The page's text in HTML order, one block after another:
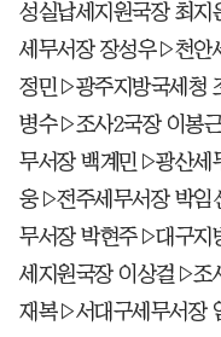
성실납세지원국장 최
세무서장 장성우▷천안
정민▷광주지방국세청
병수▷조사2국장 이봉
무서장 백계민▷광산세
웅▷전주세무서장 박임
무서장 박현주▷대구지
세지원국장 이상걸▷조
재복▷서대구세무서장